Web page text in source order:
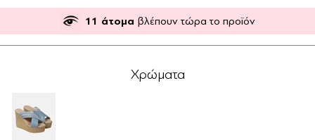
11 άτομα βλέπουν τώρα το προϊόν
Χρώματα